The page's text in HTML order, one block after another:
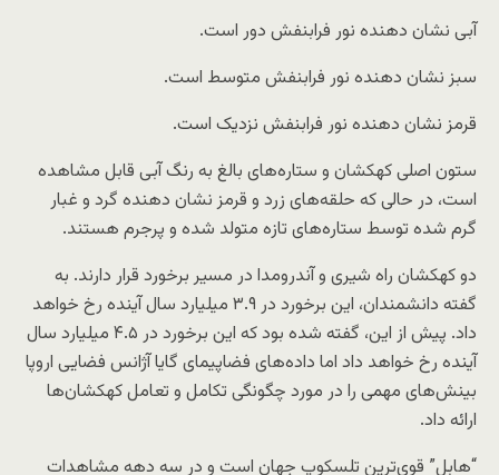
آبی نشان دهنده نور فرابنفش دور است.
سبز نشان دهنده نور فرابنفش متوسط است.
قرمز نشان دهنده نور فرابنفش نزدیک است.
ستون اصلی کهکشان و ستاره‌های بالغ به رنگ آبی قابل مشاهده
است، در حالی که حلقه‌های زرد و قرمز نشان دهنده گرد و غبار
گرم شده توسط ستاره‌های تازه متولد شده و پرجرم هستند.
دو کهکشان راه شیری و آندرومدا در مسیر برخورد قرار دارند. به
گفته دانشمندان، این برخورد در ۳.۹ میلیارد سال آینده رخ خواهد
داد. پیش از این، گفته شده بود که این برخورد در ۴.۵ میلیارد سال
آینده رخ خواهد داد اما داده‌های فضاپیمای گایا آژانس فضایی اروپا
بینش‌های مهمی را در مورد چگونگی تکامل و تعامل کهکشان‌ها
ارائه داد.
“هابل” قوی‌ترین تلسکوپ جهان است و در سه دهه مشاهدات